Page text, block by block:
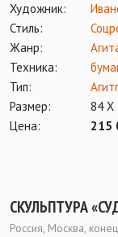
Художник:
Стиль:
Жанр:
Техника:
Тип:
Размер:
84 Х
Цена:
215
СКУЛЬПТУРА
Россия, Москва,